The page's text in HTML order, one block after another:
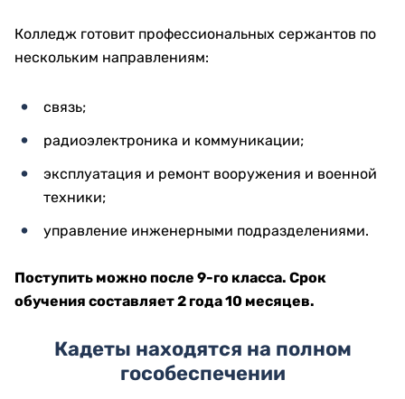
Колледж готовит профессиональных сержантов по
нескольким направлениям:
связь;
радиоэлектроника и коммуникации;
эксплуатация и ремонт вооружения и военной
техники;
управление инженерными подразделениями.
Поступить можно после 9-го класса. Срок
обучения составляет 2 года 10 месяцев.
Кадеты находятся на полном
гособеспечении